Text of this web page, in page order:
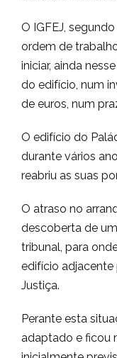
O IGFEJ,
ordem de
iniciar, ainda
do edifício, num
de euros, num
O edifício do
durante vários
reabriu as suas
O atraso no
descoberta de
tribunal, para
edifício
Justiça.
Perante esta
adaptado e ficou